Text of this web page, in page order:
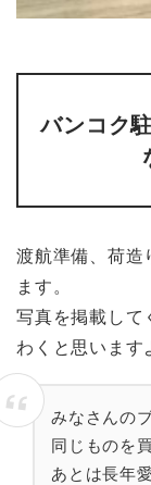
バンコク
渡航準備、荷造
ます。
写真を掲載して
わくと思います
みなさんの
同じものを
あとは長年